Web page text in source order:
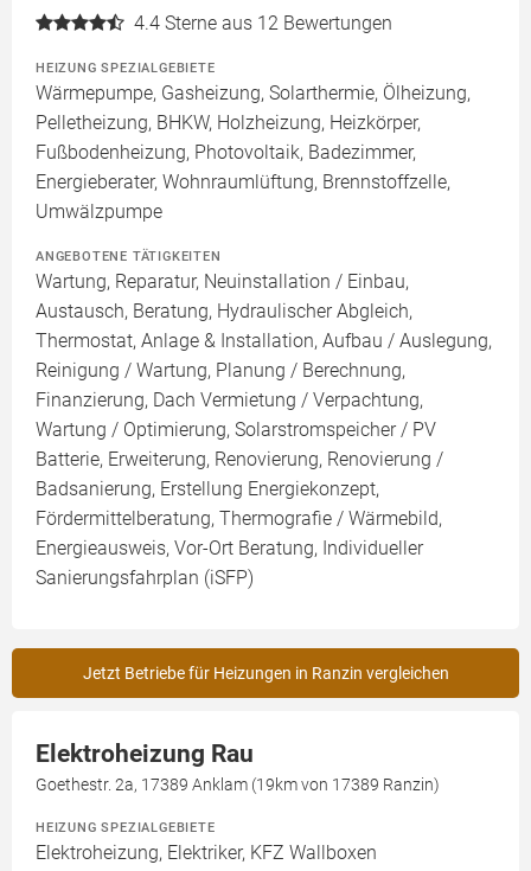
4.4 Sterne aus 12 Bewertungen
HEIZUNG SPEZIALGEBIETE
Wärmepumpe, Gasheizung, Solarthermie, Ölheizung,
Pelletheizung, BHKW, Holzheizung, Heizkörper,
Fußbodenheizung, Photovoltaik, Badezimmer,
Energieberater, Wohnraumlüftung, Brennstoffzelle,
Umwälzpumpe
ANGEBOTENE TÄTIGKEITEN
Wartung, Reparatur, Neuinstallation / Einbau,
Austausch, Beratung, Hydraulischer Abgleich,
Thermostat, Anlage & Installation, Aufbau / Auslegung,
Reinigung / Wartung, Planung / Berechnung,
Finanzierung, Dach Vermietung / Verpachtung,
Wartung / Optimierung, Solarstromspeicher / PV
Batterie, Erweiterung, Renovierung, Renovierung /
Badsanierung, Erstellung Energiekonzept,
Fördermittelberatung, Thermografie / Wärmebild,
Energieausweis, Vor-Ort Beratung, Individueller
Sanierungsfahrplan (iSFP)
Jetzt Betriebe für Heizungen in Ranzin vergleichen
Elektroheizung Rau
Goethestr. 2a, 17389 Anklam (19km von 17389 Ranzin)
HEIZUNG SPEZIALGEBIETE
Elektroheizung, Elektriker, KFZ Wallboxen